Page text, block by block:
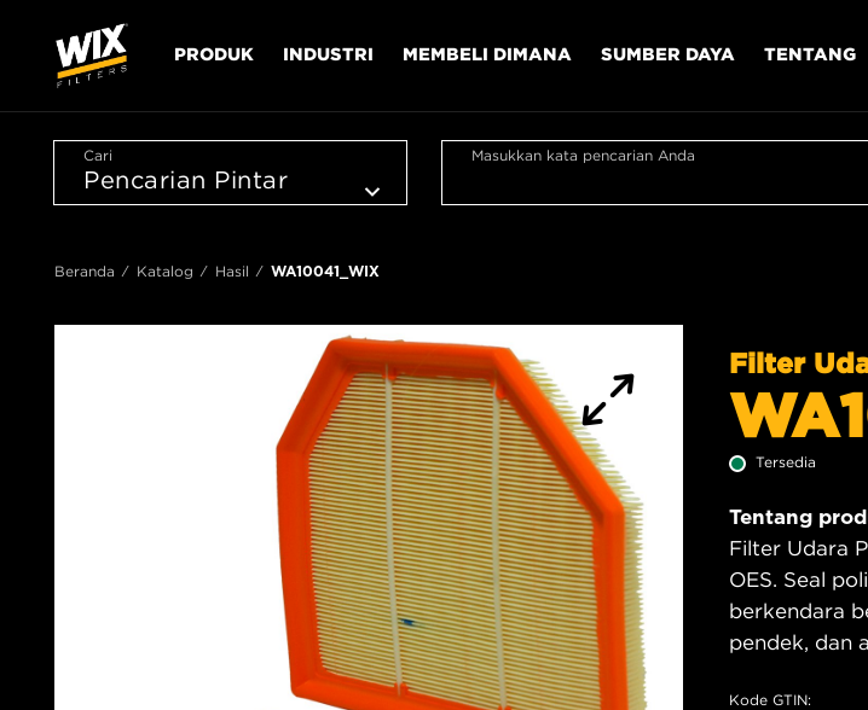
PRODUK INDUSTRI MEMBELI DIMANA SUMBER DAYA TENTANG
Cari Masukkan kata pencarian Anda
Beranda Katalog Hasil WA10041_WIX
Filter
Tersedia
Tentang
Filter Udara
OES. Seal
berkendara
pendek, dan
Kode GTIN: